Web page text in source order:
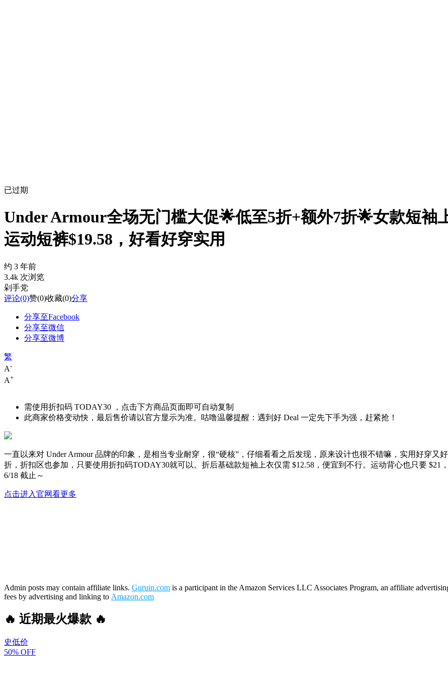
已过期
Under Armour全场无门槛大促🌟低至5折+额外7折🌟女款短袖
运动短裤$19.58，好看好穿实用
约 3 年前
3.4k 次浏览
剁手党
评论(0)赞(0)收藏(0)分享
分享至Facebook
分享至微信
分享至微博
繁
A-
A+
需使用折扣码 TODAY30
，点击下方商品页面即可自动复制
此商家价格变动快，最后售价请以官方显示为准。咕噜温馨提醒：遇到好 Deal 一定先下手为强，赶紧抢！
一直以来对 Under Armour 品牌的印象，是相当专业耐穿，很“硬核”，仔细看看之后发现，原来设计也很不错嘛，实用好穿又
折，折扣区也参加，只要使用折扣码TODAY30就可以。折后基础款短袖上衣仅需 $12.58，便宜到不行。运动背心也只要 $21
6/18 截止～
点击进入官网看更多
Admin posts may contain affiliate links. Guruin.com is a participant in the Amazon Services LLC Associates Program, an affiliate
fees by advertising and linking to Amazon.com
🔥 近期最火爆款 🔥
史低价
50% OFF